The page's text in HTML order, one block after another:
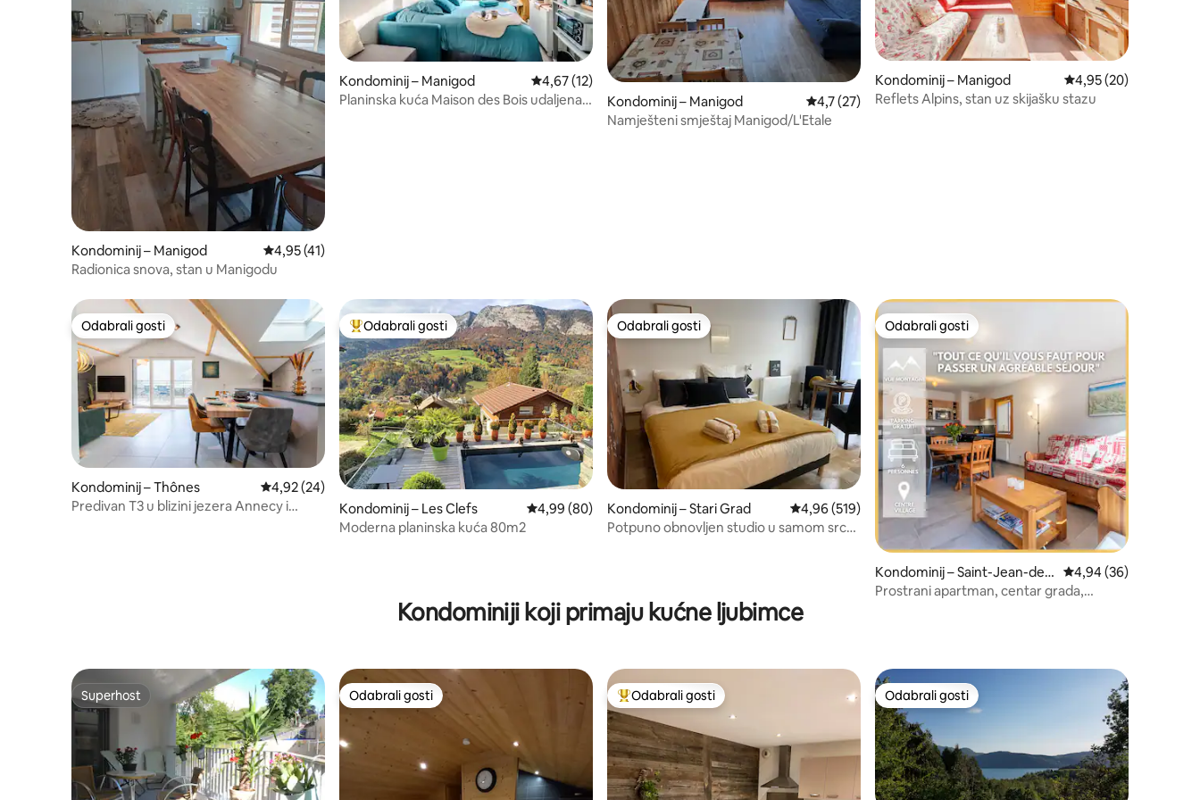
Kondominij – Manigod Prosječna ocjena: 4,95/5, recenzija: 41
4,95 (41)
Radionica snova, stan u Manigodu
Kondominij – Manigod Prosječna ocjena: 4,67/5, recenzija: 12
4,67 (12)
Planinska kuća Maison des Bois udaljena 7
Kondominij – Manigod Prosječna ocjena: 4,7/5, recenzija: 27
4,7 (27)
Namješteni smještaj Manigod/L'Etale
Kondominij – Manigod Prosječna ocjena:
4,95 (20)
Reflets Alpins, stan uz skijašku stazu
Odabrali gosti
Odabrali gosti
Kondominij – Thônes Prosječna ocjena: 4,92/5, recenzija: 24
4,92 (24)
Predivan T3 u blizini jezera Annecy i
Među najviše rangiranima s oznakom „Odabrali gosti”
Odabrali gosti
Kondominij – Les Clefs Prosječna ocjena: 4,99/5, recenzija: 80
4,99 (80)
Moderna planinska kuća 80m2
Odabrali gosti
Odabrali gosti
Kondominij – Stari Grad Prosječna ocjena: 4,96/5, recenzija: 519
4,96 (519)
Potpuno obnovljen studio u samom srcu
Odabrali gosti
Odabrali gosti
Kondominij – Saint-Jean-de-
Sixt
Prosječna ocjena:
4,94 (36)
Prostrani apartman, centar grada,
Kondominiji koji primaju kućne ljubimce
Superhost
Superhost Odabrali gosti
Odabrali gosti Među najviše rangiranima s oznakom „Odabrali gosti”
Odabrali gosti Odabrali gosti
Odabrali gosti